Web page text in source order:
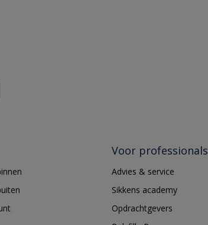
Voor professionals
Advies & service
Sikkens academy
Opdrachtgevers